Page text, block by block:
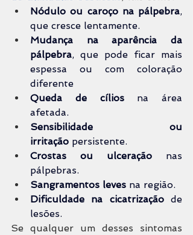
Nódulo ou caroço na pálpebra,
que cresce lentamente.
Mudança na aparência da
pálpebra, que pode ficar mais
espessa ou com coloração
diferente
Queda de cílios na área
afetada.
Sensibilidade ou
irritação persistente.
Crostas ou ulceração nas
pálpebras.
Sangramentos leves na região.
Dificuldade na cicatrização de
lesões.
Se qualquer um desses sintomas